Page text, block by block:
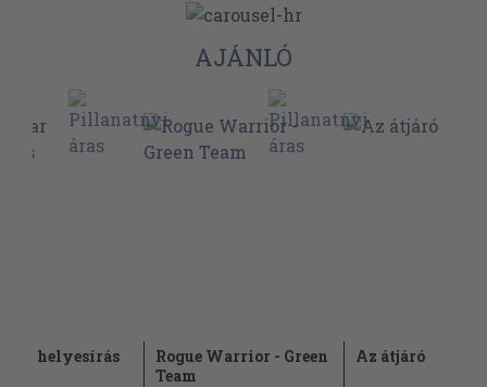
AJÁNLÓ
helyesírás
Rogue Warrior - Green
Team
Az átjáró